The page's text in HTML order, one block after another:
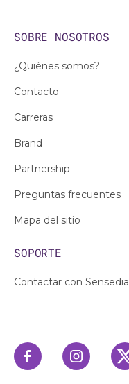
SOBRE NOSOTROS
¿Quiénes somos?
Contacto
Carreras
Brand
Partnership
Preguntas frecuentes
Mapa del sitio
SOPORTE
Contactar con Sensedia